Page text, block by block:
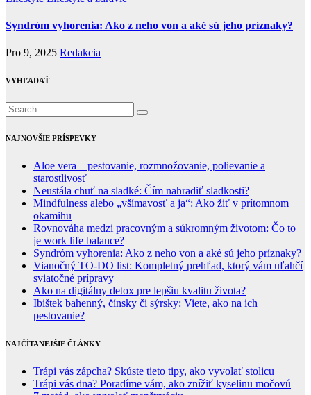
Syndróm vyhorenia: Ako z neho von a aké sú jeho príznaky?
Pro 9, 2025 Redakcia
VYHĽADAŤ
NAJNOVŠIE PRÍSPEVKY
Aloe vera – pestovanie, rozmnožovanie, polievanie a
starostlivosť
Neustála chuť na sladké: Čím nahradiť sladkosti?
Mindfulness alebo „všímavosť a ja“: Ako žiť v prítomnom
okamihu
Rovnováha medzi pracovným a súkromným životom: Čo to
je work life balance?
Syndróm vyhorenia: Ako z neho von a aké sú jeho príznaky?
Vianočný TO-DO list: Kompletný prehľad, ktorý vám uľahčí
sviatočné prípravy
Ako na digitálny detox pre lepšiu kvalitu života?
Ibištek bahenný, čínsky či sýrsky: Viete, ako na ich
pestovanie?
NAJČÍTANEJŠIE ČLÁNKY
Trápi vás zápcha? Skúste tieto tipy, ako vyvolať stolicu
Trápi vás dna? Poradíme vám, ako znížiť kyselinu močovú